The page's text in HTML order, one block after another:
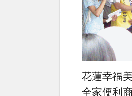
花蓮幸福
全家便利